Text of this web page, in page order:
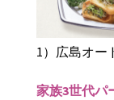
1）広島オ
家族3世代パ